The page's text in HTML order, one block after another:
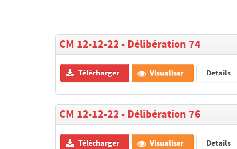
CM 12-12-22 - Délibération 74
Télécharger Visualiser Details
CM 12-12-22 - Délibération 76
Télécharger Visualiser Details